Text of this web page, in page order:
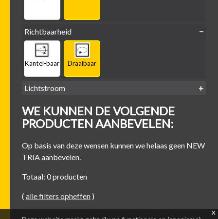
Richtbaarheid
Kantel-baar Draaibaar
Lichtstroom
500 lm
-
600 lm
-
700 lm
800 lm
WE KUNNEN DE VOLGENDE
PRODUCTEN AANBEVELEN:
Op basis van deze wensen kunnen we helaas geen NEW
TRIA aanbevelen.
Totaal: 0 producten
( alle filters opheffen )
x